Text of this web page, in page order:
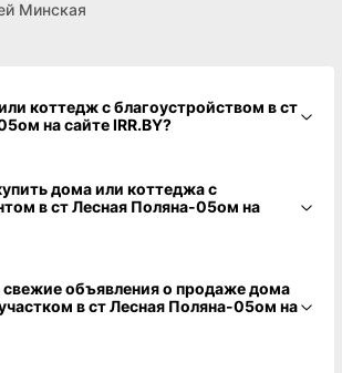
Минская
в ст
на сайте IRR.BY?
дома или коттеджа с
в ст Лесная Поляна-05ом на
объявления о продаже дома
в ст Лесная Поляна-05ом на